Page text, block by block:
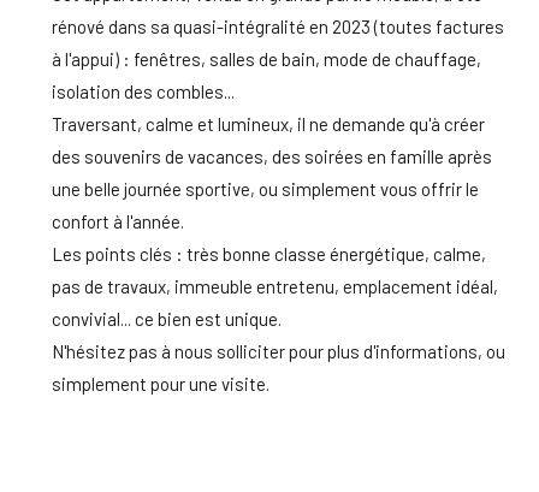
rénové dans sa quasi-intégralité en 2023 (toutes factures
à l'appui) : fenêtres, salles de bain, mode de chauffage,
isolation des combles...
Traversant, calme et lumineux, il ne demande qu'à créer
des souvenirs de vacances, des soirées en famille après
une belle journée sportive, ou simplement vous offrir le
confort à l'année.
Les points clés : très bonne classe énergétique, calme,
pas de travaux, immeuble entretenu, emplacement idéal,
convivial... ce bien est unique.
N'hésitez pas à nous solliciter pour plus d'informations, ou
simplement pour une visite.